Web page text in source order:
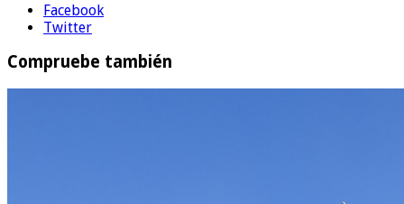
Facebook
Twitter
Compruebe también